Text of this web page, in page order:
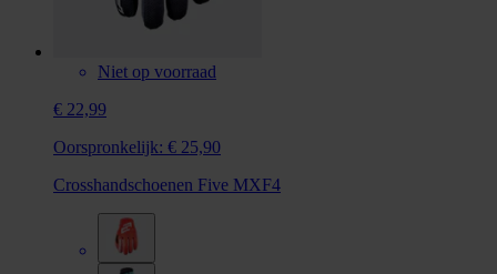
Niet op voorraad
€ 22,99
Oorspronkelijk: € 25,90
Crosshandschoenen Five MXF4